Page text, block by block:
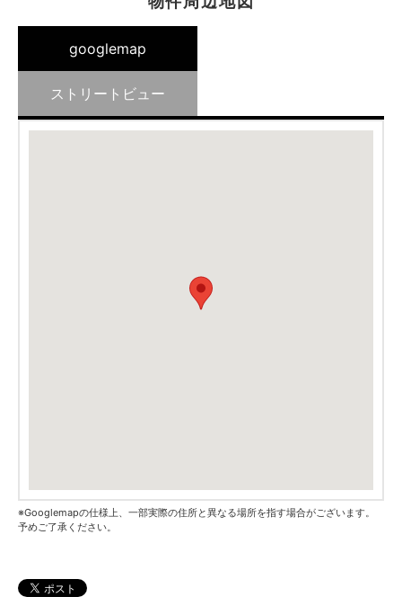
googlemap
ストリートビュー
※Googlemapの仕様上、一部実際の住所と異なる場所を指す場合がございます。
予めご了承ください。